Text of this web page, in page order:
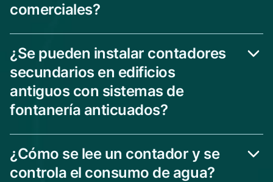
comerciales?
¿Se pueden instalar contadores
secundarios en edificios
antiguos con sistemas de
fontanería anticuados?
¿Cómo se lee un contador y se
controla el consumo de agua?